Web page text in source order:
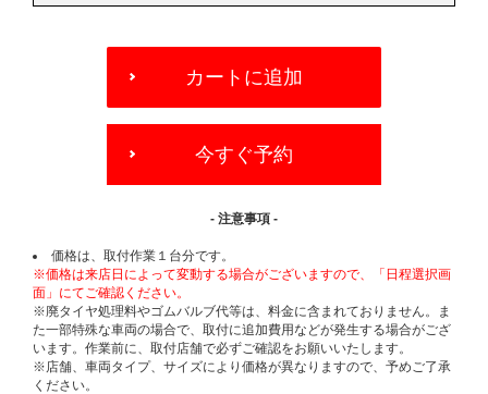
OPTIONS
カートに追加
今すぐ予約
- 注意事項 -
価格は、取付作業１台分です。
※価格は来店日によって変動する場合がございますので、「日程選択画
面」にてご確認ください。
※廃タイヤ処理料やゴムバルブ代等は、料金に含まれておりません。ま
た一部特殊な車両の場合で、取付に追加費用などが発生する場合がござ
います。作業前に、取付店舗で必ずご確認をお願いいたします。
※店舗、車両タイプ、サイズにより価格が異なりますので、予めご了承
ください。